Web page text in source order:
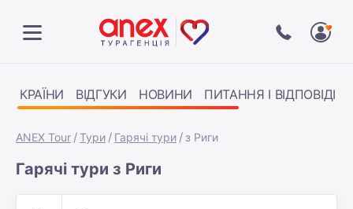
КРАЇНИ ВІДГУКИ НОВИНИ ПИТАННЯ І ВІДПОВІДІ
ANEX Tour Тури Гарячі тури з Риги
Гарячі тури з Риги